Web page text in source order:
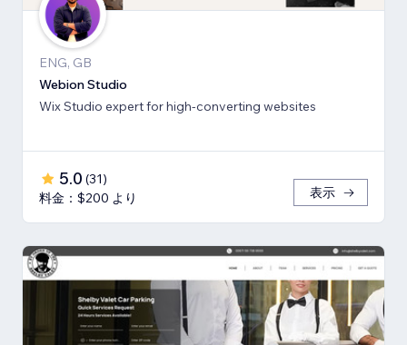
ENG, GB
Webion Studio
Wix Studio expert for high-converting websites
5.0 (31)
料金：$200 より
表示